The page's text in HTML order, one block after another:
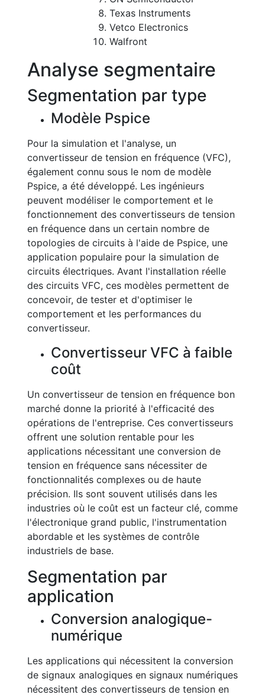
Texas Instruments
Vetco Electronics
Walfront
Analyse segmentaire
Segmentation par type
Modèle Pspice
Pour la simulation et l'analyse, un
convertisseur de tension en fréquence (VFC),
également connu sous le nom de modèle
Pspice, a été développé. Les ingénieurs
peuvent modéliser le comportement et le
fonctionnement des convertisseurs de tension
en fréquence dans un certain nombre de
topologies de circuits à l'aide de Pspice, une
application populaire pour la simulation de
circuits électriques. Avant l'installation réelle
des circuits VFC, ces modèles permettent de
concevoir, de tester et d'optimiser le
comportement et les performances du
convertisseur.
Convertisseur VFC à faible
coût
Un convertisseur de tension en fréquence bon
marché donne la priorité à l'efficacité des
opérations de l'entreprise. Ces convertisseurs
offrent une solution rentable pour les
applications nécessitant une conversion de
tension en fréquence sans nécessiter de
fonctionnalités complexes ou de haute
précision. Ils sont souvent utilisés dans les
industries où le coût est un facteur clé, comme
l'électronique grand public, l'instrumentation
abordable et les systèmes de contrôle
industriels de base.
Segmentation par
application
Conversion analogique-
numérique
Les applications qui nécessitent la conversion
de signaux analogiques en signaux numériques
nécessitent des convertisseurs de tension en